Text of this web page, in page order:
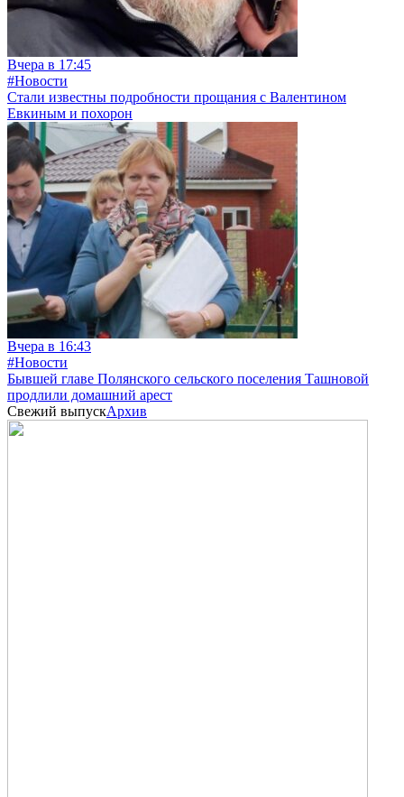
Вчера в 17:45
#Новости
Стали известны подробности прощания с Валентином
Евкиным и похорон
Вчера в 16:43
#Новости
Бывшей главе Полянского сельского поселения Ташновой
продлили домашний арест
Свежий выпускАрхив